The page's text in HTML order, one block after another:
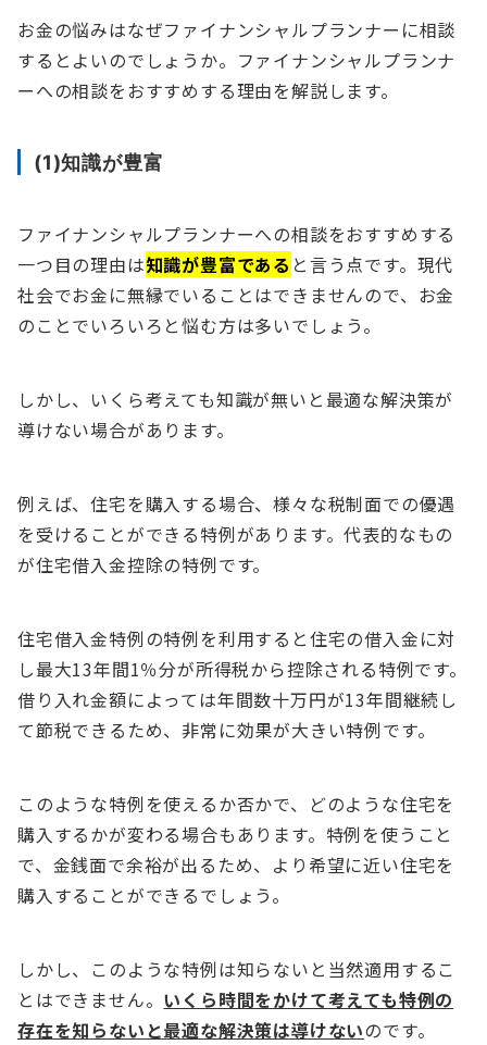
お金の悩みはなぜファイナンシャルプランナーに相談
するとよいのでしょうか。ファイナンシャルプランナ
ーへの相談をおすすめする理由を解説します。
(1)知識が豊富
ファイナンシャルプランナーへの相談をおすすめする
一つ目の理由は知識が豊富である と言う点です。現代
社会でお金に無縁でいることはできませんので、お金
のことでいろいろと悩む方は多いでしょう。
しかし、いくら考えても知識が無いと最適な解決策が
導けない場合があります。
例えば、住宅を購入する場合、様々な税制面での優遇
を受けることができる特例があります。代表的なもの
が住宅借入金控除の特例です。
住宅借入金特例の特例を利用すると住宅の借入金に対
し最大13年間1％分が所得税から控除される特例です。
借り入れ金額によっては年間数十万円が13年間継続し
て節税できるため、非常に効果が大きい特例です。
このような特例を使えるか否かで、どのような住宅を
購入するかが変わる場合もあります。特例を使うこと
で、金銭面で余裕が出るため、より希望に近い住宅を
購入することができるでしょう。
しかし、このような特例は知らないと当然適用するこ
とはできません。 いくら時間をかけて考えても特例の
存在を知らないと最適な解決策は導けないのです。